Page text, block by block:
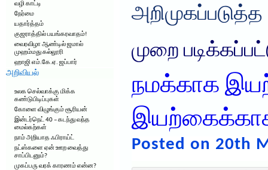
வழி காட்டி
நேர்மை
யதார்த்தம்
குஜராத்தில் பயங்கரவாதம்!
வைரவிழா ஆண்டில் ஜமால்
முஹம்மது கல்லூரி
ஹாஜி எம்.கே.ஏ. ஜப்பார்
அறிவியல்
உலக செல்வாக்கு மிக்க
கண்டுபிடிப்புகள்
கோளை விழுங்கும் சூரியன்
இன்டர்நெட் 40 – கடந்து வந்த
மைல்கற்கள்
நாம் அறியாத ஃபிராய்ட்
நட்ஸ்களை ஏன் ஊற வைத்து
சாப்பிடனும்?
முகப்பரு வரக் காரணம் என்ன?
அறிமுகப்படுத்த
முறை
நமக்காக
Posted on 20th